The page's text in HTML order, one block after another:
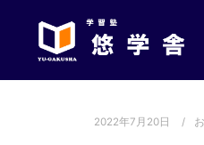
2022年7月20日